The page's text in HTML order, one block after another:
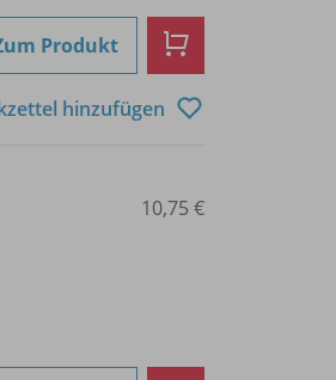
Produkt
hinzufügen
10,75 €